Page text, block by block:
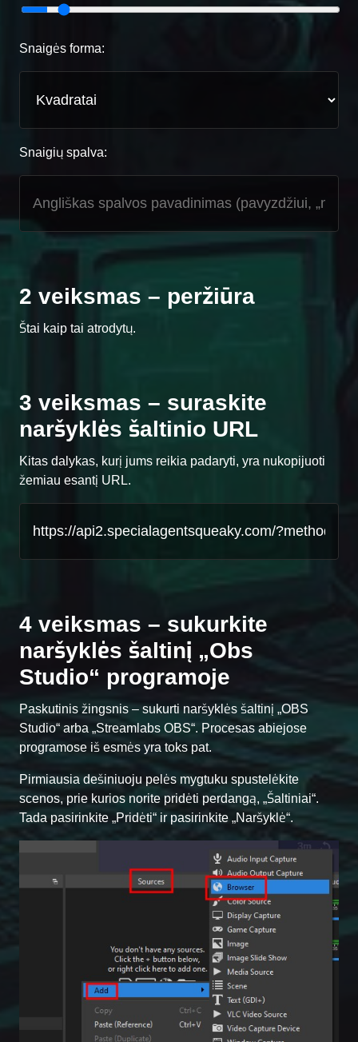
Snaigės forma:
Snaigių spalva:
2 veiksmas – peržiūra
Štai kaip tai atrodytų.
3 veiksmas – suraskite
naršyklės šaltinio URL
Kitas dalykas, kurį jums reikia padaryti, yra nukopijuoti
žemiau esantį URL.
4 veiksmas – sukurkite
naršyklės šaltinį „Obs
Studio“ programoje
Paskutinis žingsnis – sukurti naršyklės šaltinį „OBS
Studio“ arba „Streamlabs OBS“. Procesas abiejose
programose iš esmės yra toks pat.
Pirmiausia dešiniuoju pelės mygtuku spustelėkite
scenos, prie kurios norite pridėti perdangą, „Šaltiniai“.
Tada pasirinkite „Pridėti“ ir pasirinkite „Naršyklė“.